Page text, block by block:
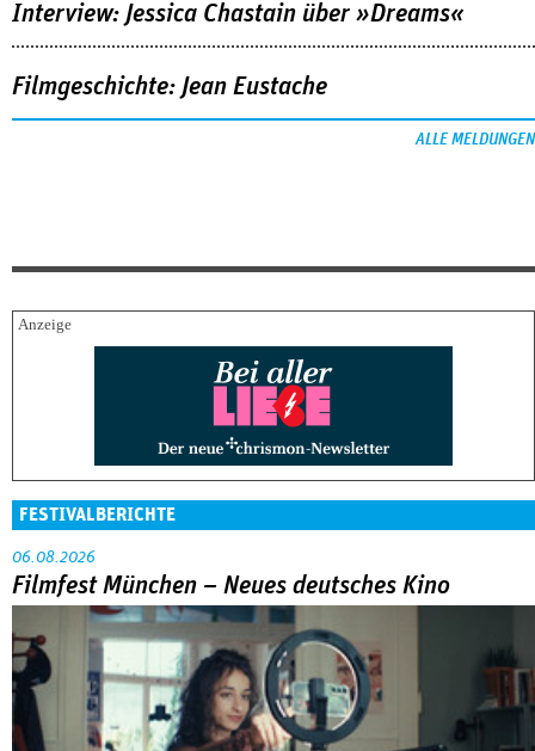
Interview: Jessica Chastain über »Dreams«
Filmgeschichte: Jean Eustache
ALLE MELDUNGEN
FESTIVALBERICHTE
06.08.2026
Filmfest München – Neues deutsches Kino